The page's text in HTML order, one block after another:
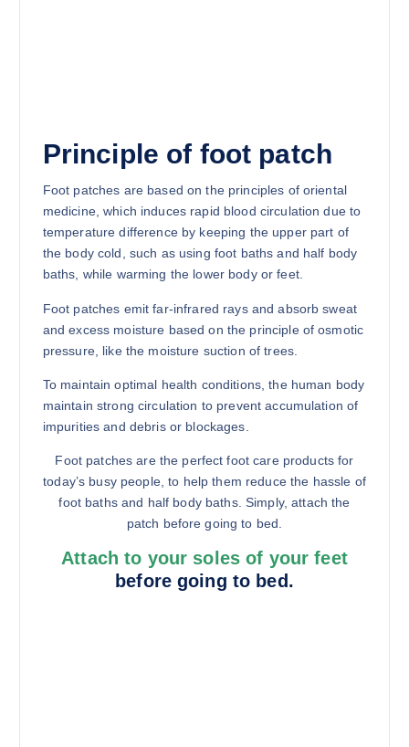
Principle of foot patch
Foot patches are based on the principles of oriental
medicine, which induces rapid blood circulation due to
temperature difference by keeping the upper part of
the body cold, such as using foot baths and half body
baths, while warming the lower body or feet.
Foot patches emit far-infrared rays and absorb sweat
and excess moisture based on the principle of osmotic
pressure, like the moisture suction of trees.
To maintain optimal health conditions, the human body
maintain strong circulation to prevent accumulation of
impurities and debris or blockages.
Foot patches are the perfect foot care products for
today’s busy people, to help them reduce the hassle of
foot baths and half body baths. Simply, attach the
patch before going to bed.
Attach to your soles of your feet
before going to bed.